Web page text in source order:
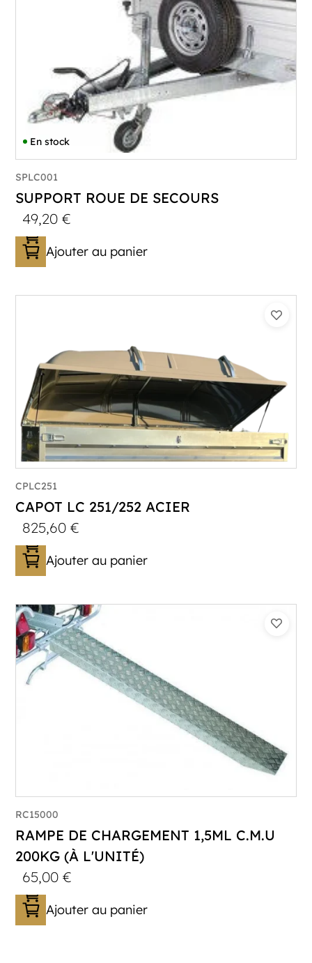
En stock
SPLC001
SUPPORT ROUE DE SECOURS
49,20€
Ajouter au panier
CPLC251
CAPOT LC 251/252 ACIER
825,60€
Ajouter au panier
RC15000
RAMPE DE CHARGEMENT 1,5ML C.M.U
200KG (À L'UNITÉ)
65,00€
Ajouter au panier